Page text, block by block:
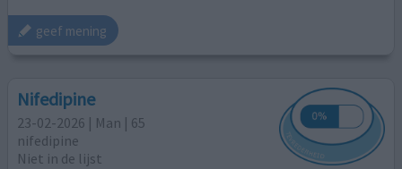
geef mening
Nifedipine
23-02-2026 | Man | 65
nifedipine
Niet in de lijst